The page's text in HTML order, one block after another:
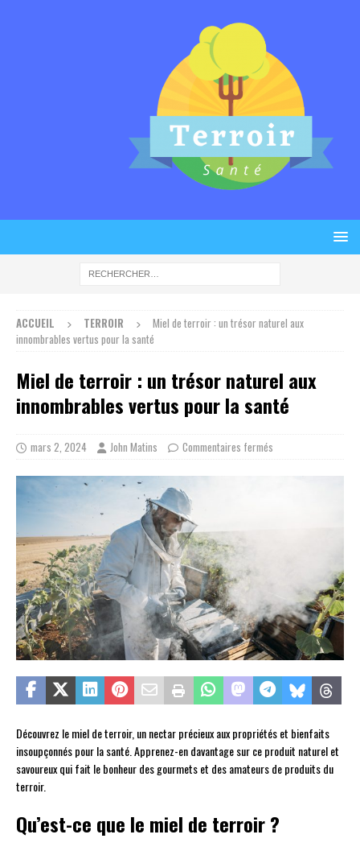
ACCUEIL TERROIR
Miel de terroir : un trésor naturel aux
innombrables vertus pour la santé
Miel de terroir : un trésor naturel aux
innombrables vertus pour la santé
mars 2, 2024 John Matins Commentaires fermés
Découvrez le miel de terroir, un nectar précieux aux propriétés et bienfaits
insoupçonnés pour la santé. Apprenez-en davantage sur ce produit naturel et
savoureux qui fait le bonheur des gourmets et des amateurs de produits du
terroir.
Qu’est-ce que le miel de terroir ?